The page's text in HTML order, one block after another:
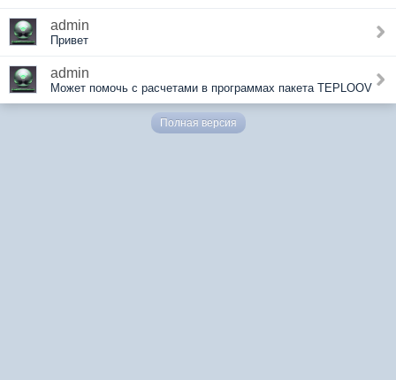
admin
Привет
admin
Может помочь с расчетами в программах пакета TEPLOOV
Полная версия